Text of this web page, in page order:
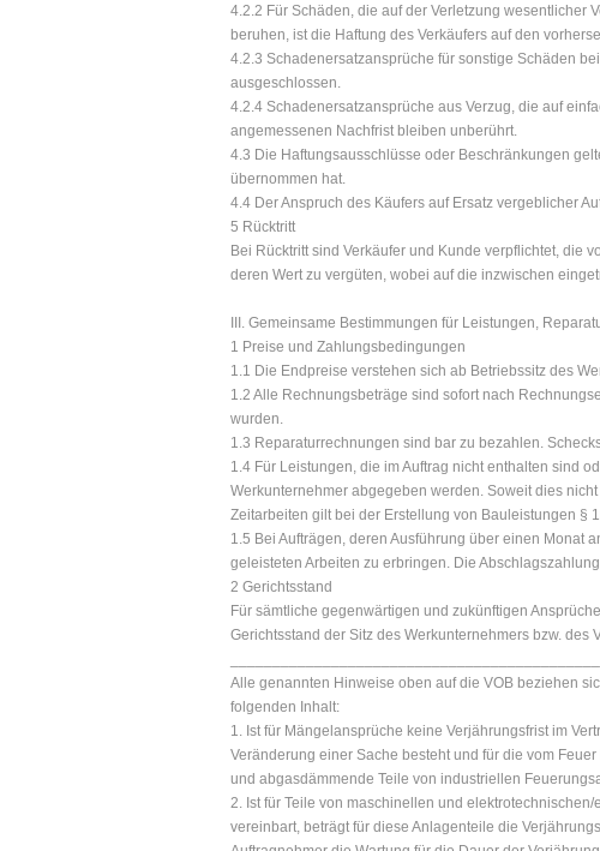
4.2.2 Für Schäden, die auf der Verletzung wesentlicher
beruhen, ist die Haftung des Verkäufers auf den
4.2.3 Schadenersatzansprüche für sonstige Schäden
ausgeschlossen.
4.2.4 Schadenersatzansprüche aus Verzug, die auf
angemessenen Nachfrist bleiben unberührt.
4.3 Die Haftungsausschlüsse oder Beschränkungen
übernommen hat.
4.4 Der Anspruch des Käufers auf Ersatz vergeblicher
5 Rücktritt
Bei Rücktritt sind Verkäufer und Kunde verpflichtet, die
deren Wert zu vergüten, wobei auf die inzwischen
III. Gemeinsame Bestimmungen für Leistungen,
1 Preise und Zahlungsbedingungen
1.1 Die Endpreise verstehen sich ab Betriebssitz des
1.2 Alle Rechnungsbeträge sind sofort nach
wurden.
1.3 Reparaturrechnungen sind bar zu bezahlen.
1.4 Für Leistungen, die im Auftrag nicht enthalten sind
Werkunternehmer abgegeben werden. Soweit dies
Zeitarbeiten gilt bei der Erstellung von Bauleistungen §
1.5 Bei Aufträgen, deren Ausführung über einen Monat
geleisteten Arbeiten zu erbringen. Die
2 Gerichtsstand
Für sämtliche gegenwärtigen und zukünftigen
Gerichtsstand der Sitz des Werkunternehmers bzw. des
Alle genannten Hinweise oben auf die VOB beziehen
folgenden Inhalt:
1. Ist für Mängelansprüche keine Verjährungsfrist im
Veränderung einer Sache besteht und für die vom
und abgasdämmende Teile von industriellen
2. Ist für Teile von maschinellen und
vereinbart, beträgt für diese Anlagenteile die